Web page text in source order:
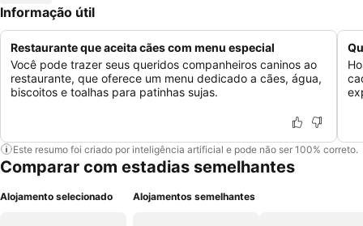
Informação útil
Restaurante que aceita cães com menu especial
Você pode trazer seus queridos companheiros caninos ao
restaurante, que oferece um menu dedicado a cães, água,
biscoitos e toalhas para patinhas sujas.
Este resumo foi criado por inteligência artificial e pode não ser 100% correto.
Comparar com estadias semelhantes
Alojamento selecionado Alojamentos semelhantes